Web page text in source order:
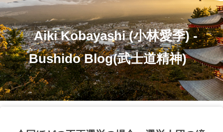
Aiki Kobayashi (小林愛季) -
Bushido Blog(武士道精神)